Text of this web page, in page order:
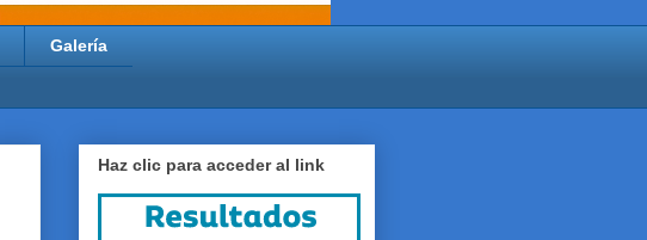
Galería
Haz clic para acceder al link